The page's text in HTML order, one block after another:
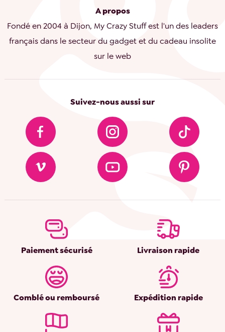
A propos
Fondé en 2004 à Dijon, My Crazy Stuff est l'un des leaders
français dans le secteur du gadget et du cadeau insolite
sur le web
Suivez-nous aussi sur
Paiement sécurisé Livraison rapide
Comblé ou remboursé Expédition rapide